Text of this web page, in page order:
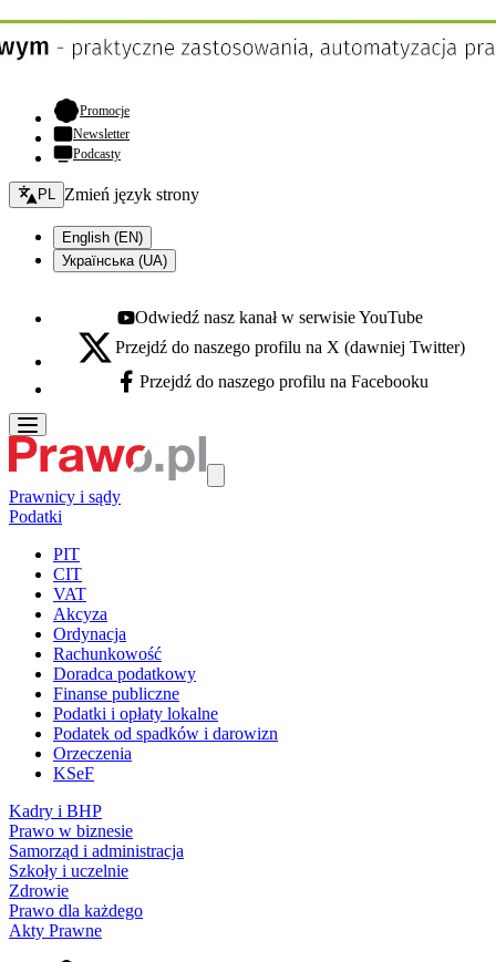
Promocje- otwiera się w nowej karcie
Newsletter
Podcasty
Zmień język - bieżący:
PL Zmień język strony
English (EN)
Українська (UA)
Youtube - otwiera się w nowej karcie
Odwiedź nasz kanał w serwisie YouTube
X - otwiera się w nowej karcie
Przejdź do naszego profilu na X (dawniej Twitter)
Facebook - otwiera się w nowej karcie
Przejdź do naszego profilu na Facebooku
Prawnicy i sądy
Podatki
PIT
CIT
VAT
Akcyza
Ordynacja
Rachunkowość
Doradca podatkowy
Finanse publiczne
Podatki i opłaty lokalne
Podatek od spadków i darowizn
Orzeczenia
KSeF
Kadry i BHP
Prawo w biznesie
Samorząd i administracja
Szkoły i uczelnie
Zdrowie
Prawo dla każdego
Akty Prawne